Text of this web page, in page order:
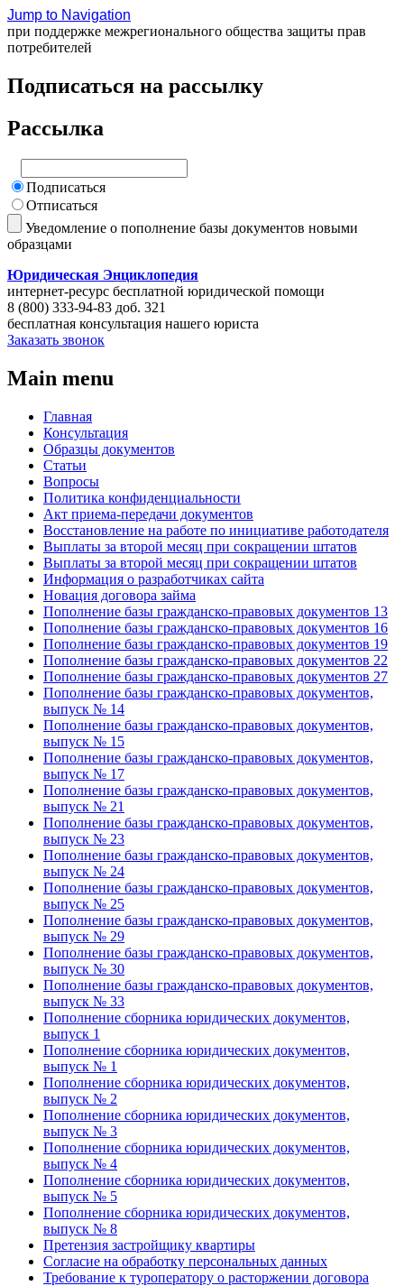
Jump to Navigation
при поддержке межрегионального общества защиты прав
потребителей
Подписаться на рассылку
Рассылка
Подписаться
Отписаться
Уведомление о пополнение базы документов новыми
образцами
Юридическая Энциклопедия
интернет-ресурс бесплатной юридической помощи
8 (800) 333-94-83 доб. 321
бесплатная консультация нашего юриста
Заказать звонок
Main menu
Главная
Консультация
Образцы документов
Статьи
Вопросы
Политика конфиденциальности
Акт приема-передачи документов
Восстановление на работе по инициативе работодателя
Выплаты за второй месяц при сокращении штатов
Выплаты за второй месяц при сокращении штатов
Информация о разработчиках сайта
Новация договора займа
Пополнение базы гражданско-правовых документов 13
Пополнение базы гражданско-правовых документов 16
Пополнение базы гражданско-правовых документов 19
Пополнение базы гражданско-правовых документов 22
Пополнение базы гражданско-правовых документов 27
Пополнение базы гражданско-правовых документов,
выпуск № 14
Пополнение базы гражданско-правовых документов,
выпуск № 15
Пополнение базы гражданско-правовых документов,
выпуск № 17
Пополнение базы гражданско-правовых документов,
выпуск № 21
Пополнение базы гражданско-правовых документов,
выпуск № 23
Пополнение базы гражданско-правовых документов,
выпуск № 24
Пополнение базы гражданско-правовых документов,
выпуск № 25
Пополнение базы гражданско-правовых документов,
выпуск № 29
Пополнение базы гражданско-правовых документов,
выпуск № 30
Пополнение базы гражданско-правовых документов,
выпуск № 33
Пополнение сборника юридических документов,
выпуск 1
Пополнение сборника юридических документов,
выпуск № 1
Пополнение сборника юридических документов,
выпуск № 2
Пополнение сборника юридических документов,
выпуск № 3
Пополнение сборника юридических документов,
выпуск № 4
Пополнение сборника юридических документов,
выпуск № 5
Пополнение сборника юридических документов,
выпуск № 8
Претензия застройщику квартиры
Согласие на обработку персональных данных
Требование к туроператору о расторжении договора